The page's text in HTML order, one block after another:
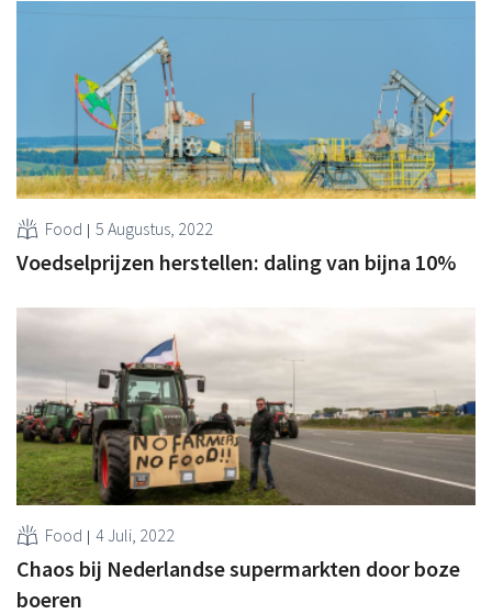
Food 5 Augustus, 2022
Voedselprijzen herstellen: daling van bijna 10%
Food 4 Juli, 2022
Chaos bij Nederlandse supermarkten door boze
boeren